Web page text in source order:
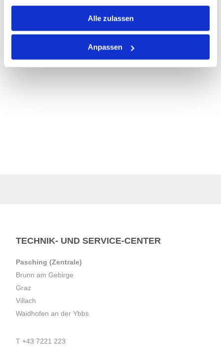
gesammelt haben.
Alle zulassen
Anpassen
TECHNIK- UND SERVICE-CENTER
Pasching (Zentrale)
Brunn am Gebirge
Graz
Villach
Waidhofen an der Ybbs
T +43 7221 223